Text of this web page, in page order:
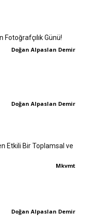
Fotoğrafçılık Günü!
Doğan Alpaslan Demir
Doğan Alpaslan Demir
Etkili Bir Toplamsal ve
Mkvmt
Doğan Alpaslan Demir